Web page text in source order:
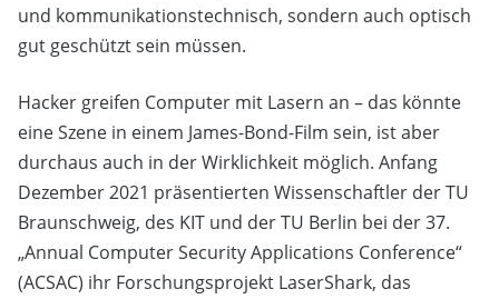
und kommunikationstechnisch, sondern auch optisch
gut geschützt sein müssen.
Hacker greifen Computer mit Lasern an – das könnte
eine Szene in einem James-Bond-Film sein, ist aber
durchaus auch in der Wirklichkeit möglich. Anfang
Dezember 2021 präsentierten Wissenschaftler der TU
Braunschweig, des KIT und der TU Berlin bei der 37.
„Annual Computer Security Applications Conference“
(ACSAC) ihr Forschungsprojekt LaserShark, das